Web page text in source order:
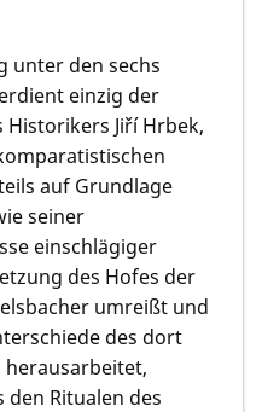
unter den sechs
einzig der
Historikers Jiří Hrbek,
auf Grundlage
seiner
einschlägiger
des Hofes der
umreißt und
des dort
den Ritualen des